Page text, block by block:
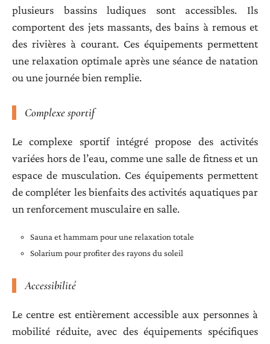
plusieurs bassins ludiques sont accessibles. Ils
comportent des jets massants, des bains à remous et
des rivières à courant. Ces équipements permettent
une relaxation optimale après une séance de natation
ou une journée bien remplie.
Complexe sportif
Le complexe sportif intégré propose des activités
variées hors de l’eau, comme une salle de fitness et un
espace de musculation. Ces équipements permettent
de compléter les bienfaits des activités aquatiques par
un renforcement musculaire en salle.
Sauna et hammam pour une relaxation totale
Solarium pour profiter des rayons du soleil
Accessibilité
Le centre est entièrement accessible aux personnes à
mobilité réduite, avec des équipements spécifiques